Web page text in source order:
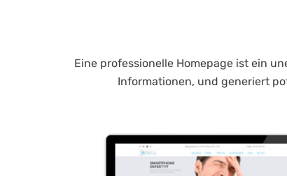
Eine professionelle Homepage ist ein
Informationen, und generiert